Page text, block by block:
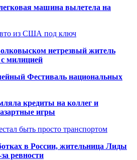
машина вылетела на
из США под ключ
нетрезвый житель
милицией
Фестиваль национальных
кредиты на коллег и
игры
быть просто транспортом
в России, жительница Лиды
ревности